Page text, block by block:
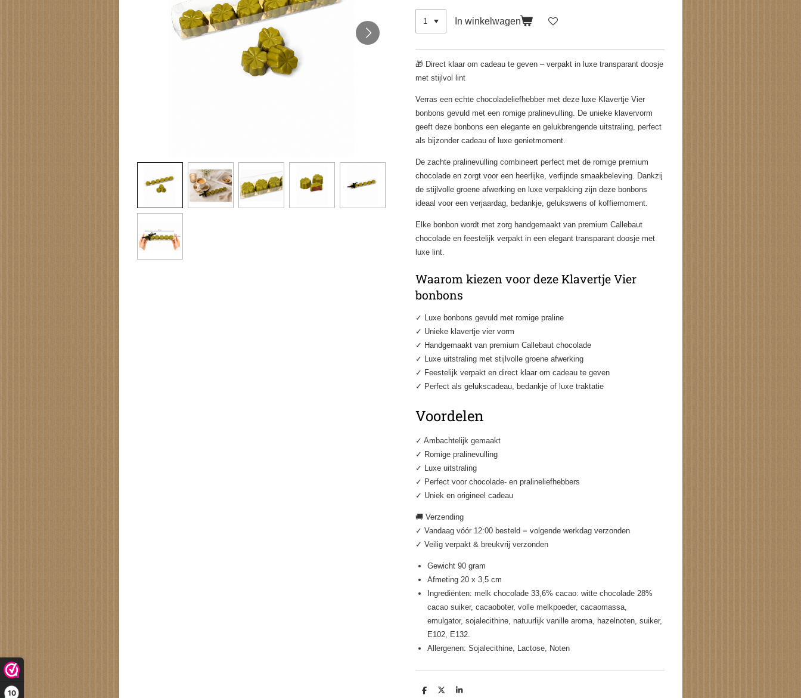
10
In winkelwagen
🎁 Direct klaar om cadeau te geven – verpakt in luxe transparant doosje
met stijlvol lint
Verras een echte chocoladeliefhebber met deze luxe Klavertje Vier
bonbons gevuld met een romige pralinevulling. De unieke klavervorm
geeft deze bonbons een elegante en gelukbrengende uitstraling, perfect
als bijzonder cadeau of luxe genietmoment.
De zachte pralinevulling combineert perfect met de romige premium
chocolade en zorgt voor een heerlijke, verfijnde smaakbeleving. Dankzij
de stijlvolle groene afwerking en luxe verpakking zijn deze bonbons
ideaal voor een verjaardag, bedankje, gelukswens of koffiemoment.
Elke bonbon wordt met zorg handgemaakt van premium Callebaut
chocolade en feestelijk verpakt in een elegant transparant doosje met
luxe lint.
Waarom kiezen voor deze Klavertje Vier
bonbons
✓ Luxe bonbons gevuld met romige praline
✓ Unieke klavertje vier vorm
✓ Handgemaakt van premium Callebaut chocolade
✓ Luxe uitstraling met stijlvolle groene afwerking
✓ Feestelijk verpakt en direct klaar om cadeau te geven
✓ Perfect als gelukscadeau, bedankje of luxe traktatie
Voordelen
✓ Ambachtelijk gemaakt
✓ Romige pralinevulling
✓ Luxe uitstraling
✓ Perfect voor chocolade- en pralineliefhebbers
✓ Uniek en origineel cadeau
🚚 Verzending
✓ Vandaag vóór 12:00 besteld = volgende werkdag verzonden
✓ Veilig verpakt & breukvrij verzonden
Gewicht 90 gram
Afmeting 20 x 3,5 cm
Ingrediënten: melk chocolade 33,6% cacao: witte chocolade 28%
cacao suiker, cacaoboter, volle melkpoeder, cacaomassa,
emulgator, sojalecithine, natuurlijk vanille aroma, hazelnoten, suiker,
E102, E132.
Allergenen: Sojalecithine, Lactose, Noten
D
D
S